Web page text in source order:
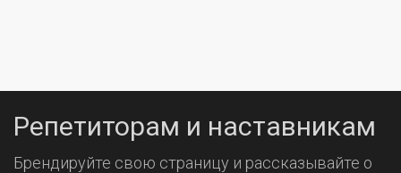
Репетиторам и наставникам
Брендируйте свою страницу и рассказывайте о